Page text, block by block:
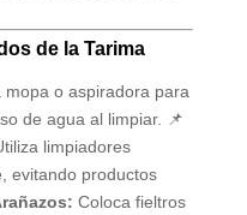
de la Tarima
mopa o aspiradora para
de agua al limpiar. 📌
limpiadores
evitando productos
Coloca fieltros